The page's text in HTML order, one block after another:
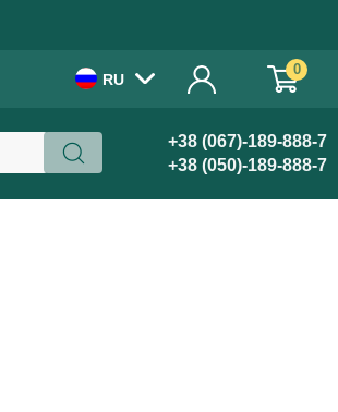
RU
0
+38 (067)-189-888-7
+38 (050)-189-888-7